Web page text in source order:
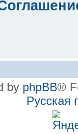
by phpBB®
Русская